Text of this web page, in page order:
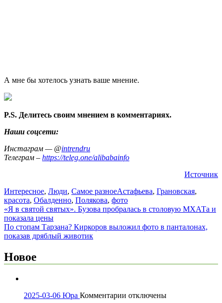
А мне бы хотелось узнать ваше мнение.
P.S. Делитесь своим мнением в комментариях.
Наши соцсети:
Инстаграм — @intrendru
Телеграм – https://teleg.one/alibabainfo
Источник
Интересное, Люди, Самое разноеАстафьева, Грановская,
красота, Обалденно, Полякова, фото
Навигация
по
записям
«Я в святой святых». Бузова пробралась в столовую МХАТа и
показала цены
По стопам Тарзана? Киркоров выложил фото в панталонах,
показав дряблый животик
Новое
2025-03-06 Юра Комментарии котключены